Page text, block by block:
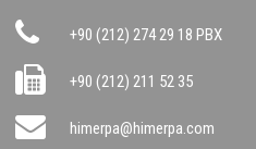
EPDM Membranlar
Yapı Kimyasalları
OSB
Çatı Bitümlü Ondüle Levha
Yapı Levhaları
+90 (212) 274 29 18 PBX
+90 (212) 211 52 35
himerpa@himerpa.com